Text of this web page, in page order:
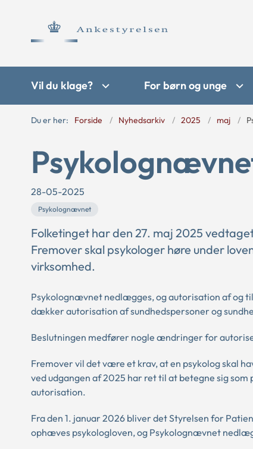
Vil du klage? For børn og unge
Du er her: Forside Nyhedsarkiv 2025 maj
28-05-2025
Psykolognævnet
Folketinget har den 27. maj 2025
Fremover skal psykologer høre under
virksomhed.
Psykolognævnet nedlægges, og autorisation af og
dækker autorisation af sundhedspersoner og
Beslutningen medfører nogle ændringer for
Fremover vil det være et krav, at en psykolog skal
ved udgangen af 2025 har ret til at betegne sig
autorisation.
Fra den 1. januar 2026 bliver det Styrelsen for
ophæves psykologloven, og Psykolognævnet